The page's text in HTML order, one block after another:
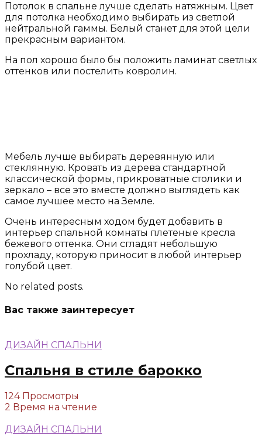
Потолок в спальне лучше сделать натяжным. Цвет
для потолка необходимо выбирать из светлой
нейтральной гаммы. Белый станет для этой цели
прекрасным вариантом.
На пол хорошо было бы положить ламинат светлых
оттенков или постелить ковролин.
Мебель лучше выбирать деревянную или
стеклянную. Кровать из дерева стандартной
классической формы, прикроватные столики и
зеркало – все это вместе должно выглядеть как
самое лучшее место на Земле.
Очень интересным ходом будет добавить в
интерьер спальной комнаты плетеные кресла
бежевого оттенка. Они сгладят небольшую
прохладу, которую приносит в любой интерьер
голубой цвет.
No related posts.
Вас также заинтересует
ДИЗАЙН СПАЛЬНИ
Спальня в стиле барокко
124 Просмотры
2 Время на чтение
ДИЗАЙН СПАЛЬНИ